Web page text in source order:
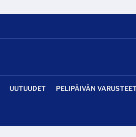
UUTUUDET PELIPÄIVÄN